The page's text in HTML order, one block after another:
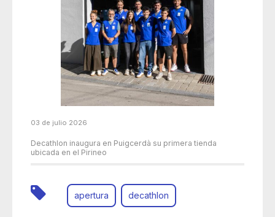
03 de julio 2026
Decathlon inaugura en Puigcerdà su primera tienda
ubicada en el Pirineo
apertura decathlon